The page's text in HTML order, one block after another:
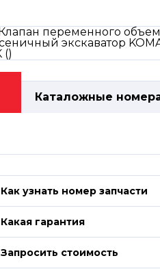
Каталожные
Как узнать номер запчасти
Какая гарантия
Запросить стоимость